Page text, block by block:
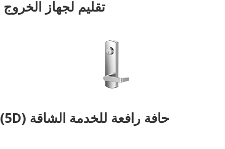
تقليم لجهاز الخروج
حافة رافعة للخدمة الشاقة (5D)